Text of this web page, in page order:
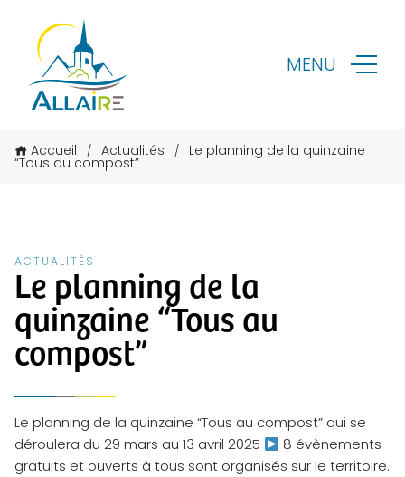
MENU
Accueil / Actualités / Le planning de la quinzaine
“Tous au compost”
ACTUALITÉS
Le planning de la
quinzaine “Tous au
compost”
Le planning de la quinzaine “Tous au compost” qui se
déroulera du 29 mars au 13 avril 2025
8 évènements
gratuits et ouverts à tous sont organisés sur le territoire.